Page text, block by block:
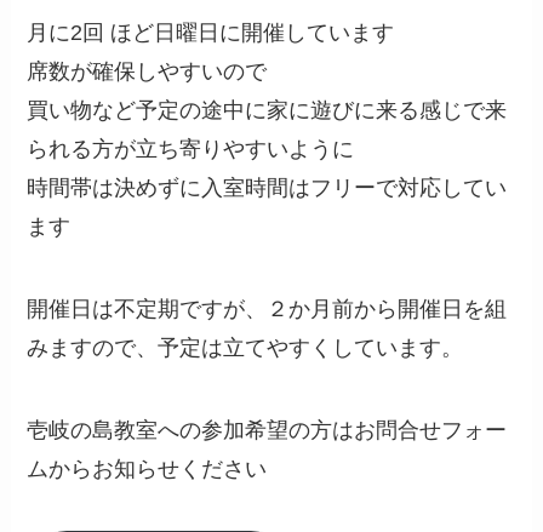
月に2回 ほど日曜日に開催しています
席数が確保しやすいので
買い物など予定の途中に家に遊びに来る感じで来
られる方が立ち寄りやすいように
時間帯は決めずに入室時間はフリーで対応してい
ます
開催日は不定期ですが、２か月前から開催日を組
みますので、予定は立てやすくしています。
壱岐の島教室への参加希望の方はお問合せフォー
ムからお知らせください